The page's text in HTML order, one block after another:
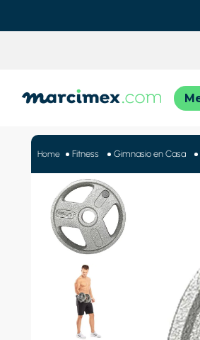
Fitness Gimnasio en Casa